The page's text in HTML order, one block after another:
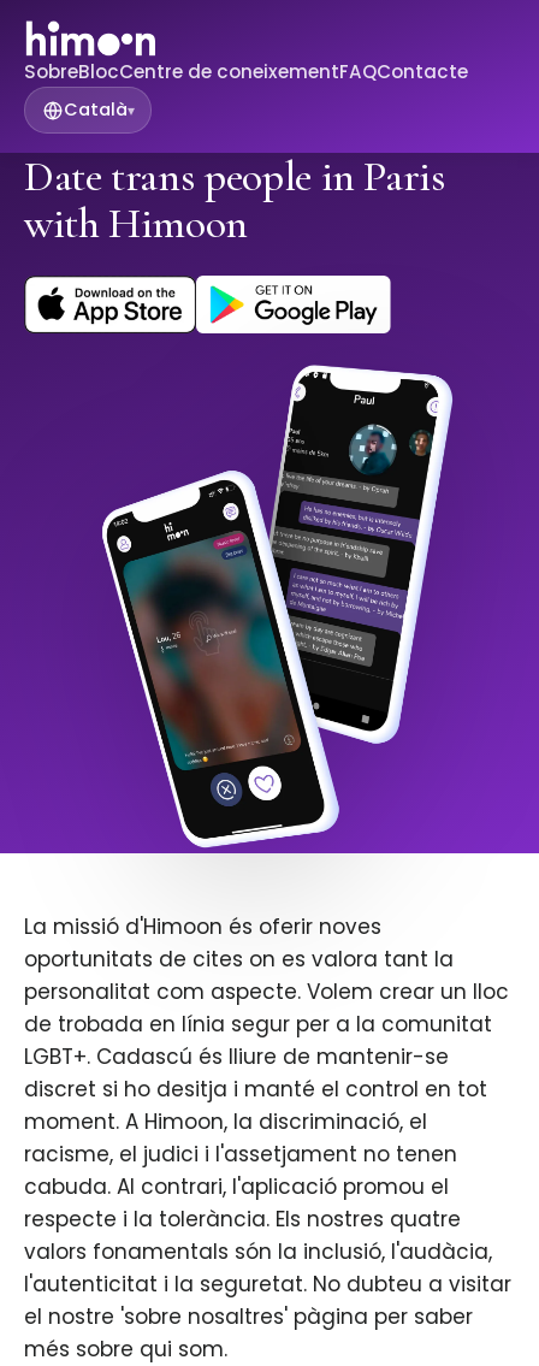
SobreBlocCentre de coneixementFAQContacte
Català▾
Date trans people in Paris
with Himoon
La missió d'Himoon és oferir noves
oportunitats de cites on es valora tant la
personalitat com aspecte. Volem crear un lloc
de trobada en línia segur per a la comunitat
LGBT+. Cadascú és lliure de mantenir-se
discret si ho desitja i manté el control en tot
moment. A Himoon, la discriminació, el
racisme, el judici i l'assetjament no tenen
cabuda. Al contrari, l'aplicació promou el
respecte i la tolerància. Els nostres quatre
valors fonamentals són la inclusió, l'audàcia,
l'autenticitat i la seguretat. No dubteu a visitar
el nostre 'sobre nosaltres' pàgina per saber
més sobre qui som.